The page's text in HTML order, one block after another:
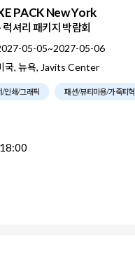
PACK New York
럭셔리 패키지 박람회
05-05~2027-05-06
국, 뉴욕, Javits Center
/인쇄/그래픽 패션/뷰티미용/가죽피혁